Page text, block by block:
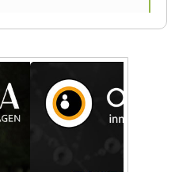
las empresas necesitan
para crecer con
danza y mucho más:
para aprender y
Oeste